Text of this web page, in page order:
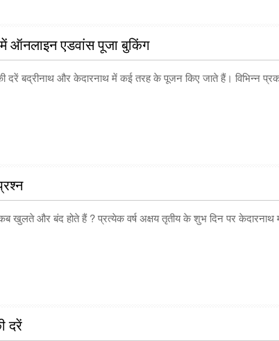
ऑनलाइन एडवांस पूजा बुकिंग
दरें बद्रीनाथ और केदारनाथ में कई तरह के पूजन किए जाते हैं। विभिन्न
खुलते और बंद होते हैं ? प्रत्येक वर्ष अक्षय तृतीय के शुभ दिन पर केदारनाथ
दरें